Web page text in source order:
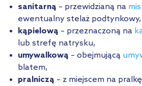
sanitarną – przewidzianą na
ewentualny stelaż podtynkowy,
kąpielową – przeznaczoną na
lub strefę natrysku,
umywalkową – obejmującą
blatem,
pralniczą – z miejscem na